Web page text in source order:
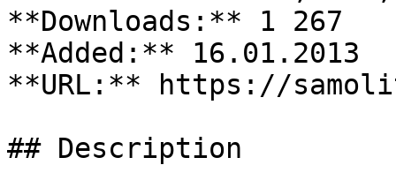
**Downloads:** 1 267
**Added:** 16.01.2013
**URL:** https://
## Description